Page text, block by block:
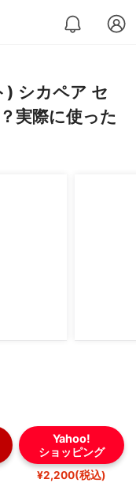
シカペア セ
実際に使った
Yahoo!
ショッピング
¥2,200(税込)